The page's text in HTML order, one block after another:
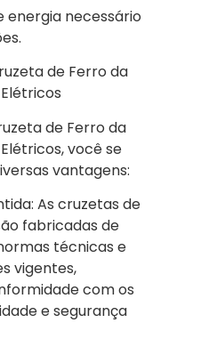
necessário
de Ferro da
de Ferro da
você se
vantagens:
As cruzetas de
fabricadas de
técnicas e
vigentes,
com os
e segurança